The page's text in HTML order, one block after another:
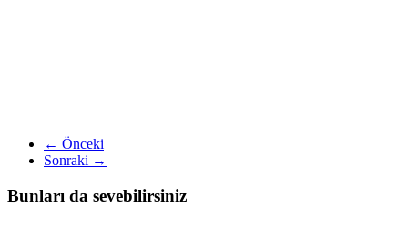
← Önceki
Sonraki →
Bunları da sevebilirsiniz